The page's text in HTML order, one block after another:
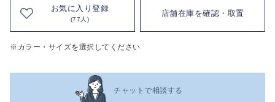
お気に入り登録
(77人)
店舗在庫を確認・取置
※カラー・サイズを選択してください
チャットで相談する